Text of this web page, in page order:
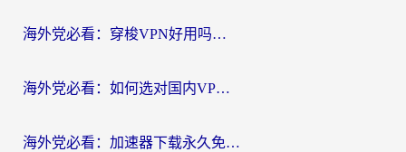
海外党必看：穿梭VPN好用吗？和云帆VPN对比哪个回国效果更好？附真实测评+避坑指南
海外党必看：如何选对国内VPN，实现无缝访问国内资源？
海外党必看：加速器下载永久免费版真的存在吗？教你无缝访问国内资源的正确姿势